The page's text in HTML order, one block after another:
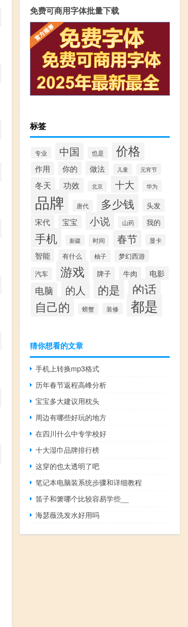
免费可商用字体批量下载
标签
专业 中国 也是 价格
作用 你的 做法 儿童 元宵节
冬天 功效 北京 十大 华为
品牌 唐代 多少钱 头发
宋代 宝宝 小说 山药 我的
手机 新疆 时间 春节 显卡
智能 有什么 柚子
梦幻西游
汽车
游戏 牌子 牛肉 电影
电脑 的人 的是 的话
自己的 螃蟹 装修 都是
猜你想看的文章
手机上转换mp3格式
历年春节返程高峰分析
宝宝多大建议用枕头
周边有哪些好玩的地方
在四川什么中专学校好
十大湿巾品牌排行榜
这穿的也太透明了吧
笔记本电脑装系统步骤和详细教程
笛子和箫哪个比较容易学些__
海瑟薇洗发水好用吗